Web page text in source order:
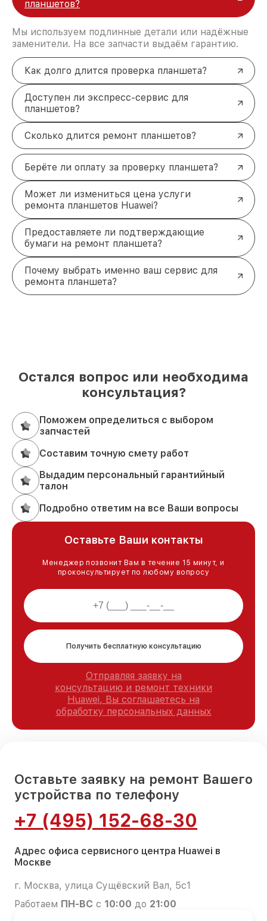
фото и видео в высоком качестве.
Попадание влаги. Полная чистка и просушка
устройства предотвращают короткие
замыкания и коррозию контактов.
Почему выбирают наш сервис в
Москве
Оригинальные комплектующие. Используем
только проверенные детали, что гарантирует
долгий срок службы гаджета.
устраняются в течение нескольких часов, что
экономит ваше время.
Гарантия качества. На все выполненные
работы и детали предоставляется гарантия,
чтобы вы были уверены в результате.
формируется прозрачно, без скрытых наценок.
Решение для вашего планшета
Huawei
Если ваш планшет Huawei нуждается в ремонте,
обратитесь к нам! Опытные специалисты быстро
вернут его в строй. Мы ценим ваше время и
гарантируем профессиональный подход к
каждому устройству.
планшетов?
Мы используем подлинные детали или надёжные
заменители. На все запчасти выдаём гарантию.
Как долго длится проверка планшета?
Доступен ли экспресс-сервис для
планшетов?
Сколько длится ремонт планшетов?
Берёте ли оплату за проверку планшета?
Может ли измениться цена услуги
ремонта планшетов Huawei?
Предоставляете ли подтверждающие
бумаги на ремонт планшета?
Почему выбрать именно ваш сервис для
ремонта планшета?
Остался вопрос или необходима
консультация?
Поможем определиться с выбором
запчастей
Составим точную смету работ
Выдадим персональный гарантийный
талон
Подробно ответим на все Ваши вопросы
Оставьте Ваши контакты
Менеджер позвонит Вам в течение 15 минут, и
проконсультирует по любому вопросу
Получить бесплатную консультацию
Отправляя заявку на
консультацию и ремонт техники
Huawei, Вы соглашаетесь на
обработку персональных данных
Оставьте заявку на ремонт Вашего
устройства по телефону
+7 (495) 152-68-30
Адрес офиса сервисного центра Huawei в
Москве
г. Москва, улица Сущёвский Вал, 5с1
Работаем ПН-ВС с 10:00 до 21:00